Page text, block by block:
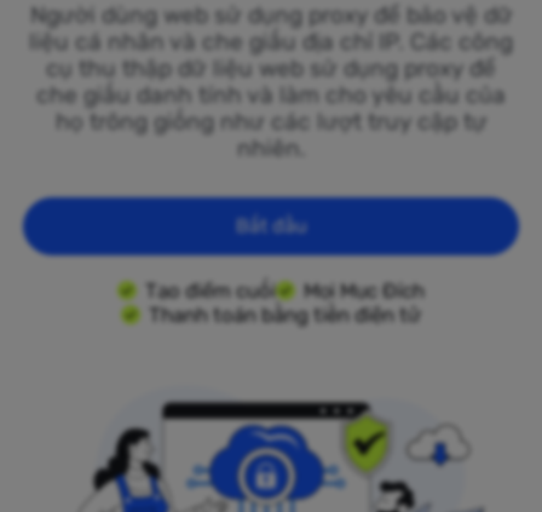
Người dùng web sử dụng proxy để bảo vệ dữ
liệu cá nhân và che giấu địa chỉ IP. Các công
cụ thu thập dữ liệu web sử dụng proxy để
che giấu danh tính và làm cho yêu cầu của
họ trông giống như các lượt truy cập tự
nhiên.
Bắt đầu
Tạo điểm cuối
Mọi Mục Đích
Thanh toán bằng tiền điện tử